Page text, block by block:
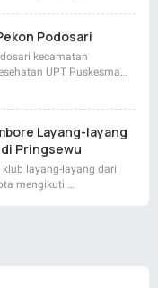
Podosari
kecamatan
UPT Puskesma…
Layang-layang
Pringsewu
klub layang-layang dari
mengikuti …